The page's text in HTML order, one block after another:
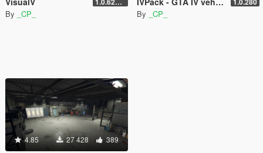
By _CP_ By _CP_
4.85 27 428 389